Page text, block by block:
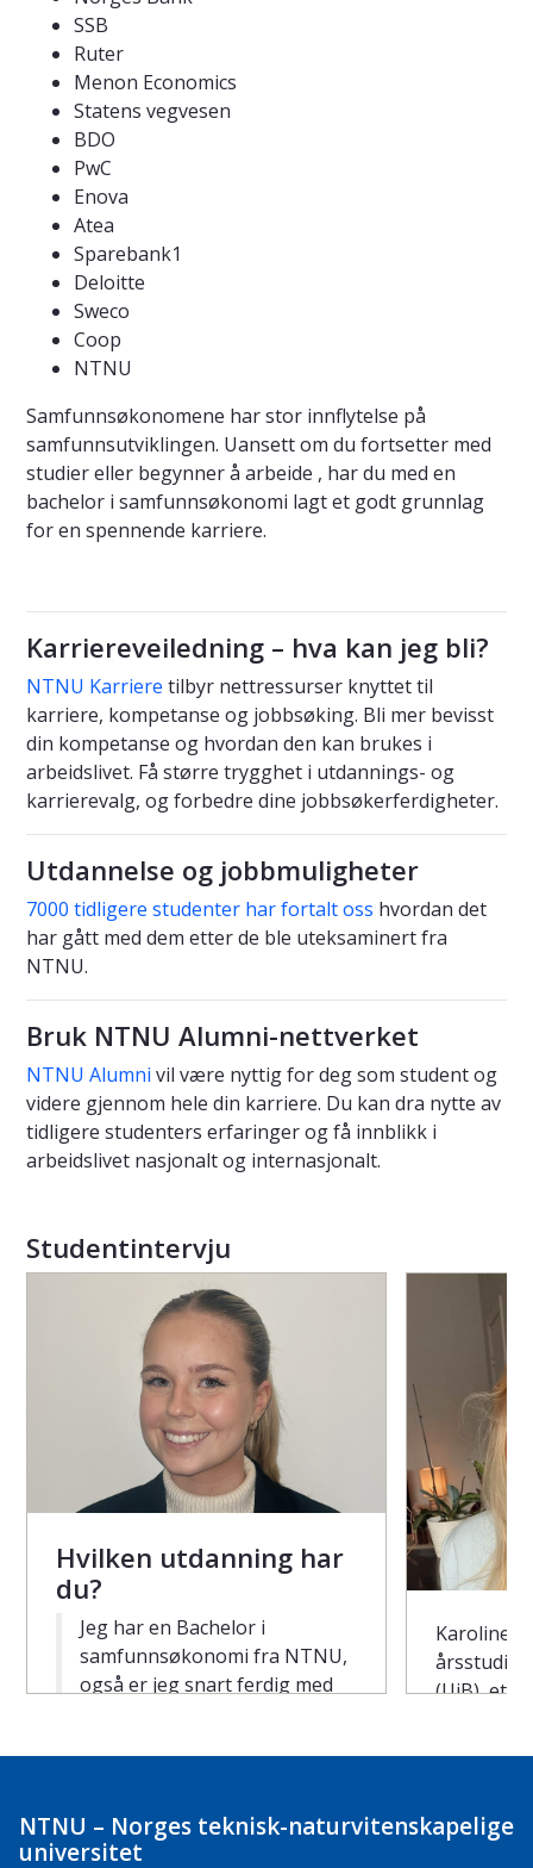
SSB
Ruter
Menon Economics
Statens vegvesen
BDO
PwC
Enova
Atea
Sparebank1
Deloitte
Sweco
Coop
NTNU
Samfunnsøkonomene har stor innflytelse på
samfunnsutviklingen. Uansett om du fortsetter med
studier eller begynner å arbeide , har du med en
bachelor i samfunnsøkonomi lagt et godt grunnlag
for en spennende karriere.
Karriereveiledning – hva kan jeg bli?
NTNU Karriere tilbyr nettressurser knyttet til
karriere, kompetanse og jobbsøking. Bli mer bevisst
din kompetanse og hvordan den kan brukes i
arbeidslivet. Få større trygghet i utdannings- og
karrierevalg, og forbedre dine jobbsøkerferdigheter.
Utdannelse og jobbmuligheter
7000 tidligere studenter har fortalt oss hvordan det
har gått med dem etter de ble uteksaminert fra
NTNU.
Bruk NTNU Alumni-nettverket
NTNU Alumni vil være nyttig for deg som student og
videre gjennom hele din karriere. Du kan dra nytte av
tidligere studenters erfaringer og få innblikk i
arbeidslivet nasjonalt og internasjonalt.
Studentintervju
Hvilken utdanning har
du?
Jeg har en Bachelor i
samfunnsøkonomi fra NTNU,
også er jeg snart ferdig med
mellomtiden?
Karoline
(UiB), et
hun
NTNU – Norges teknisk-naturvitenskapelige
universitet